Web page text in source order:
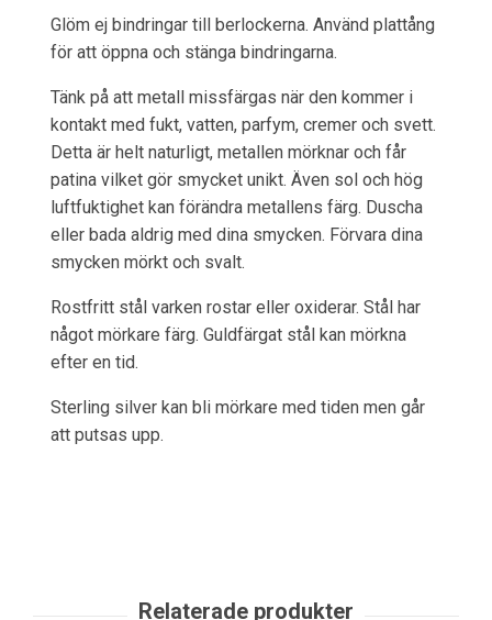
Glöm ej bindringar till berlockerna. Använd plattång
för att öppna och stänga bindringarna.
Tänk på att metall missfärgas när den kommer i
kontakt med fukt, vatten, parfym, cremer och svett.
Detta är helt naturligt, metallen mörknar och får
patina vilket gör smycket unikt. Även sol och hög
luftfuktighet kan förändra metallens färg. Duscha
eller bada aldrig med dina smycken. Förvara dina
smycken mörkt och svalt.
Rostfritt stål varken rostar eller oxiderar. Stål har
något mörkare färg. Guldfärgat stål kan mörkna
efter en tid.
Sterling silver kan bli mörkare med tiden men går
att putsas upp.